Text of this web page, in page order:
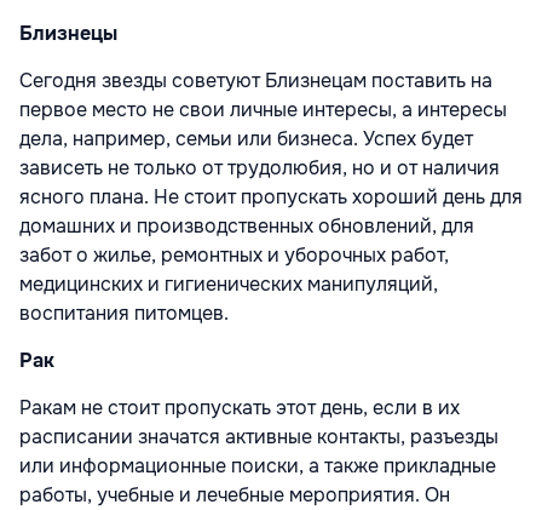
Близнецы
Сегодня звезды советуют Близнецам поставить на
первое место не свои личные интересы, а интересы
дела, например, семьи или бизнеса. Успех будет
зависеть не только от трудолюбия, но и от наличия
ясного плана. Не стоит пропускать хороший день для
домашних и производственных обновлений, для
забот о жилье, ремонтных и уборочных работ,
медицинских и гигиенических манипуляций,
воспитания питомцев.
Рак
Ракам не стоит пропускать этот день, если в их
расписании значатся активные контакты, разъезды
или информационные поиски, а также прикладные
работы, учебные и лечебные мероприятия. Он